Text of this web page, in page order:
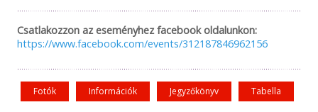
Csatlakozzon az eseményhez facebook oldalunkon:
https://www.facebook.com/events/312187846962156
Fotók Információk Jegyzőkönyv Tabella